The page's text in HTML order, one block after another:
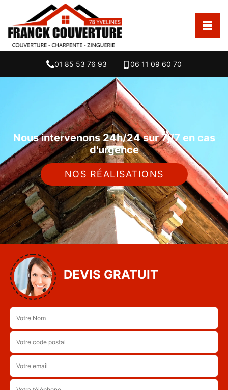
01 85 53 76 93 06 11 09 60 70
Nous intervenons 24h/24 sur 7j/7 en cas
d'urgence
NOS RÉALISATIONS
DEVIS GRATUIT